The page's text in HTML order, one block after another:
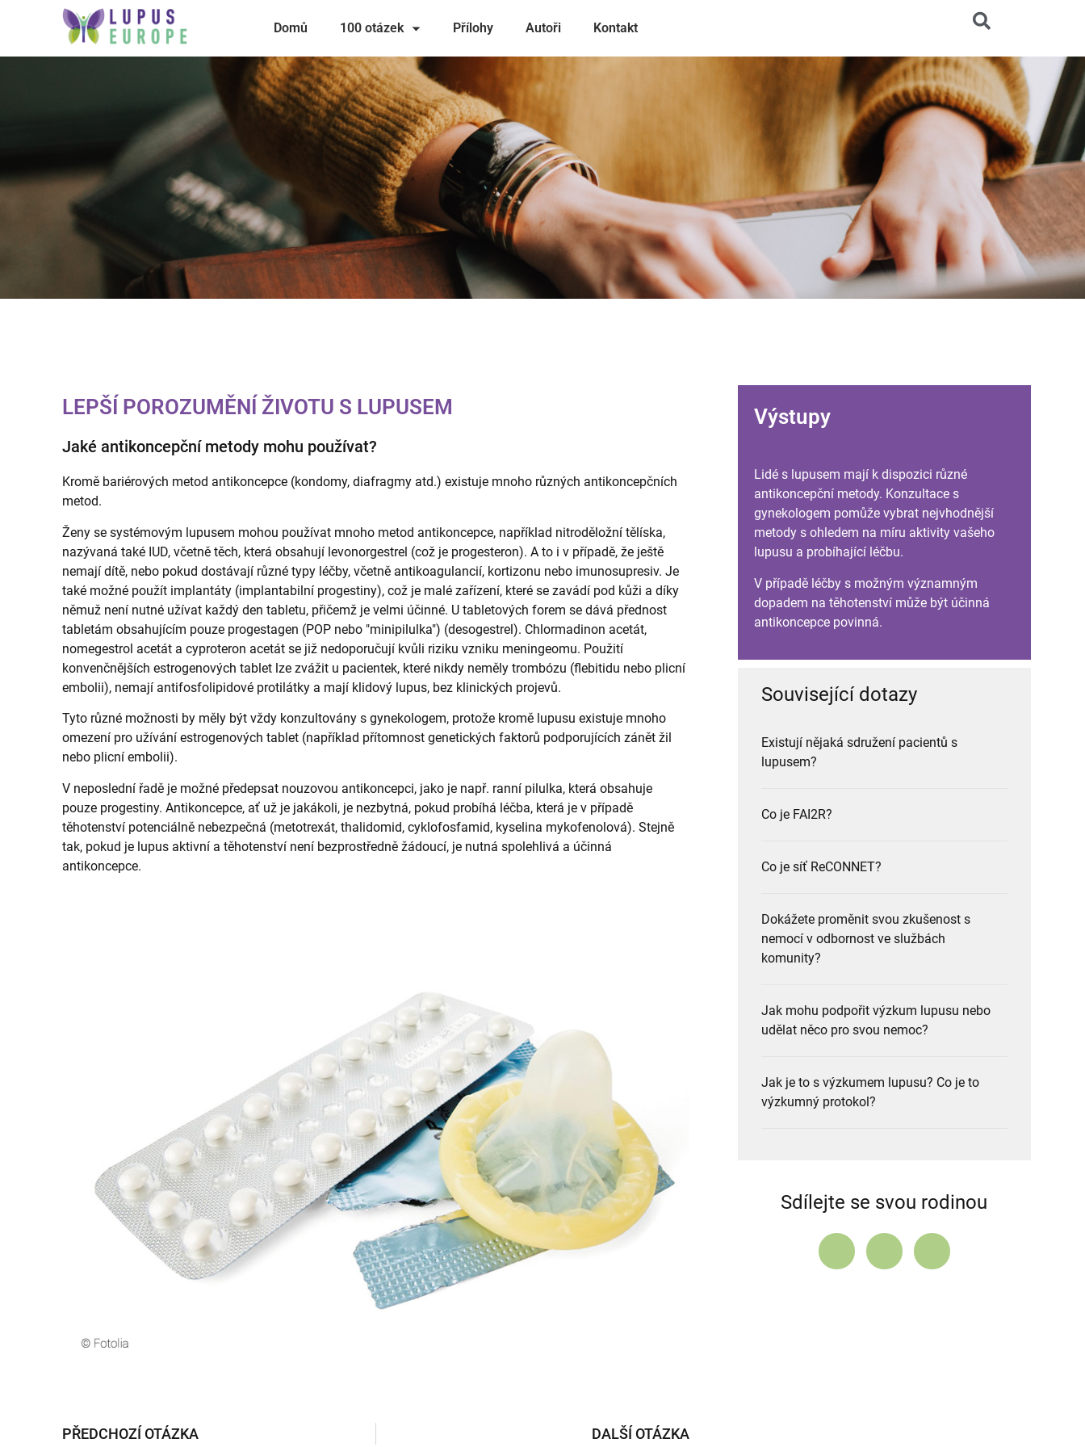
Domů 100 otázek Přílohy Autoři Kontakt
LEPŠÍ POROZUMĚNÍ ŽIVOTU S LUPUSEM
Jaké antikoncepční metody mohu používat?
Kromě bariérových metod antikoncepce (kondomy, diafragmy atd.) existuje mnoho různých antikoncepčních
metod.
Ženy se systémovým lupusem mohou používat mnoho metod antikoncepce, například nitroděložní tělíska,
nazývaná také IUD, včetně těch, která obsahují levonorgestrel (což je progesteron). A to i v případě, že ještě
nemají dítě, nebo pokud dostávají různé typy léčby, včetně antikoagulancií, kortizonu nebo imunosupresiv. Je
také možné použít implantáty (implantabilní progestiny), což je malé zařízení, které se zavádí pod kůži a díky
němuž není nutné užívat každý den tabletu, přičemž je velmi účinné. U tabletových forem se dává přednost
tabletám obsahujícím pouze progestagen (POP nebo "minipilulka") (desogestrel). Chlormadinon acetát,
nomegestrol acetát a cyproteron acetát se již nedoporučují kvůli riziku vzniku meningeomu. Použití
konvenčnějších estrogenových tablet lze zvážit u pacientek, které nikdy neměly trombózu (flebitidu nebo plicní
embolii), nemají antifosfolipidové protilátky a mají klidový lupus, bez klinických projevů.
Tyto různé možnosti by měly být vždy konzultovány s gynekologem, protože kromě lupusu existuje mnoho
omezení pro užívání estrogenových tablet (například přítomnost genetických faktorů podporujících zánět žil
nebo plicní embolii).
V neposlední řadě je možné předepsat nouzovou antikoncepci, jako je např. ranní pilulka, která obsahuje
pouze progestiny. Antikoncepce, ať už je jakákoli, je nezbytná, pokud probíhá léčba, která je v případě
těhotenství potenciálně nebezpečná (metotrexát, thalidomid, cyklofosfamid, kyselina mykofenolová). Stejně
tak, pokud je lupus aktivní a těhotenství není bezprostředně žádoucí, je nutná spolehlivá a účinná
antikoncepce.
PŘEDCHOZÍ OTÁZKA DALŠÍ OTÁZKA
Výstupy
Lidé s lupusem mají k dispozici různé
antikoncepční metody. Konzultace s
gynekologem pomůže vybrat nejvhodnější
metody s ohledem na míru aktivity vašeho
lupusu a probíhající léčbu.
V případě léčby s možným významným
dopadem na těhotenství může být účinná
antikoncepce povinná.
Související dotazy
Existují nějaká sdružení pacientů s
lupusem?
Co je FAI2R?
Co je síť ReCONNET?
Dokážete proměnit svou zkušenost s
nemocí v odbornost ve službách
komunity?
Jak mohu podpořit výzkum lupusu nebo
udělat něco pro svou nemoc?
Jak je to s výzkumem lupusu? Co je to
výzkumný protokol?
Sdílejte se svou rodinou